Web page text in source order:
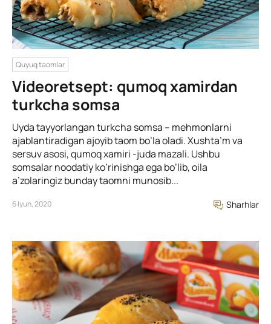
Quyuq taomlar
Videoretsept: qumoq xamirdan
turkcha somsa
Uyda tayyorlangan turkcha somsa – mehmonlarni
ajablantiradigan ajoyib taom bo’la oladi. Xushta’m va
sersuv asosi, qumoq xamiri -juda mazali. Ushbu
somsalar noodatiy ko’rinishga ega bo’lib, oila
a’zolaringiz bunday taomni munosib...
6 Iyun, 2020 Sharhlar